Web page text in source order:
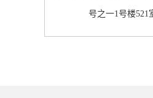
号之一1号楼521